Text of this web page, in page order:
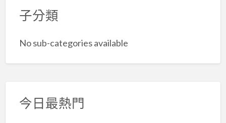
子分類
No sub-categories available
今日最熱門